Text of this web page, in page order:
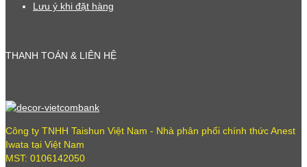
Lưu ý khi đặt hàng
THANH TOÁN & LIÊN HỆ
Công ty TNHH Taishun Việt Nam - Nhà phân phối chính thức Anest
Iwata tại Việt Nam
MST: 0106142050